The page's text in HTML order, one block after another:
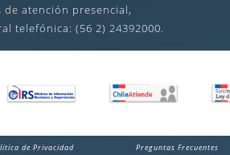
atención presencial,
telefónica: (56 2) 24392000.
de Privacidad Preguntas Frecuentes